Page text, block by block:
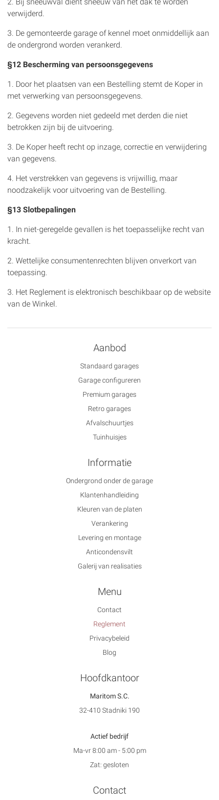
verwijderd.
3. De gemonteerde garage of kennel moet onmiddellijk aan
de ondergrond worden verankerd.
§12 Bescherming van persoonsgegevens
1. Door het plaatsen van een Bestelling stemt de Koper in
met verwerking van persoonsgegevens.
2. Gegevens worden niet gedeeld met derden die niet
betrokken zijn bij de uitvoering.
3. De Koper heeft recht op inzage, correctie en verwijdering
van gegevens.
4. Het verstrekken van gegevens is vrijwillig, maar
noodzakelijk voor uitvoering van de Bestelling.
§13 Slotbepalingen
1. In niet-geregelde gevallen is het toepasselijke recht van
kracht.
2. Wettelijke consumentenrechten blijven onverkort van
toepassing.
3. Het Reglement is elektronisch beschikbaar op de website
van de Winkel.
Aanbod
Standaard garages
Garage configureren
Premium garages
Retro garages
Afvalschuurtjes
Tuinhuisjes
Informatie
Ondergrond onder de garage
Klantenhandleiding
Kleuren van de platen
Verankering
Levering en montage
Anticondensvilt
Galerij van realisaties
Menu
Contact
Reglement
Privacybeleid
Blog
Hoofdkantoor
Maritom S.C.
32-410 Stadniki 190
Actief bedrijf
Ma-vr 8:00 am - 5:00 pm
Zat: gesloten
Contact